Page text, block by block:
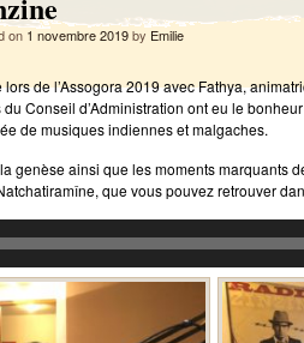
on 1 novembre 2019by Emilie
de l’Assogora 2019 avec Fathya,
Conseil d’Administration ont eu le
de musiques indiennes et malgaches.
genèse ainsi que les moments marquants
que vous pouvez retrouver